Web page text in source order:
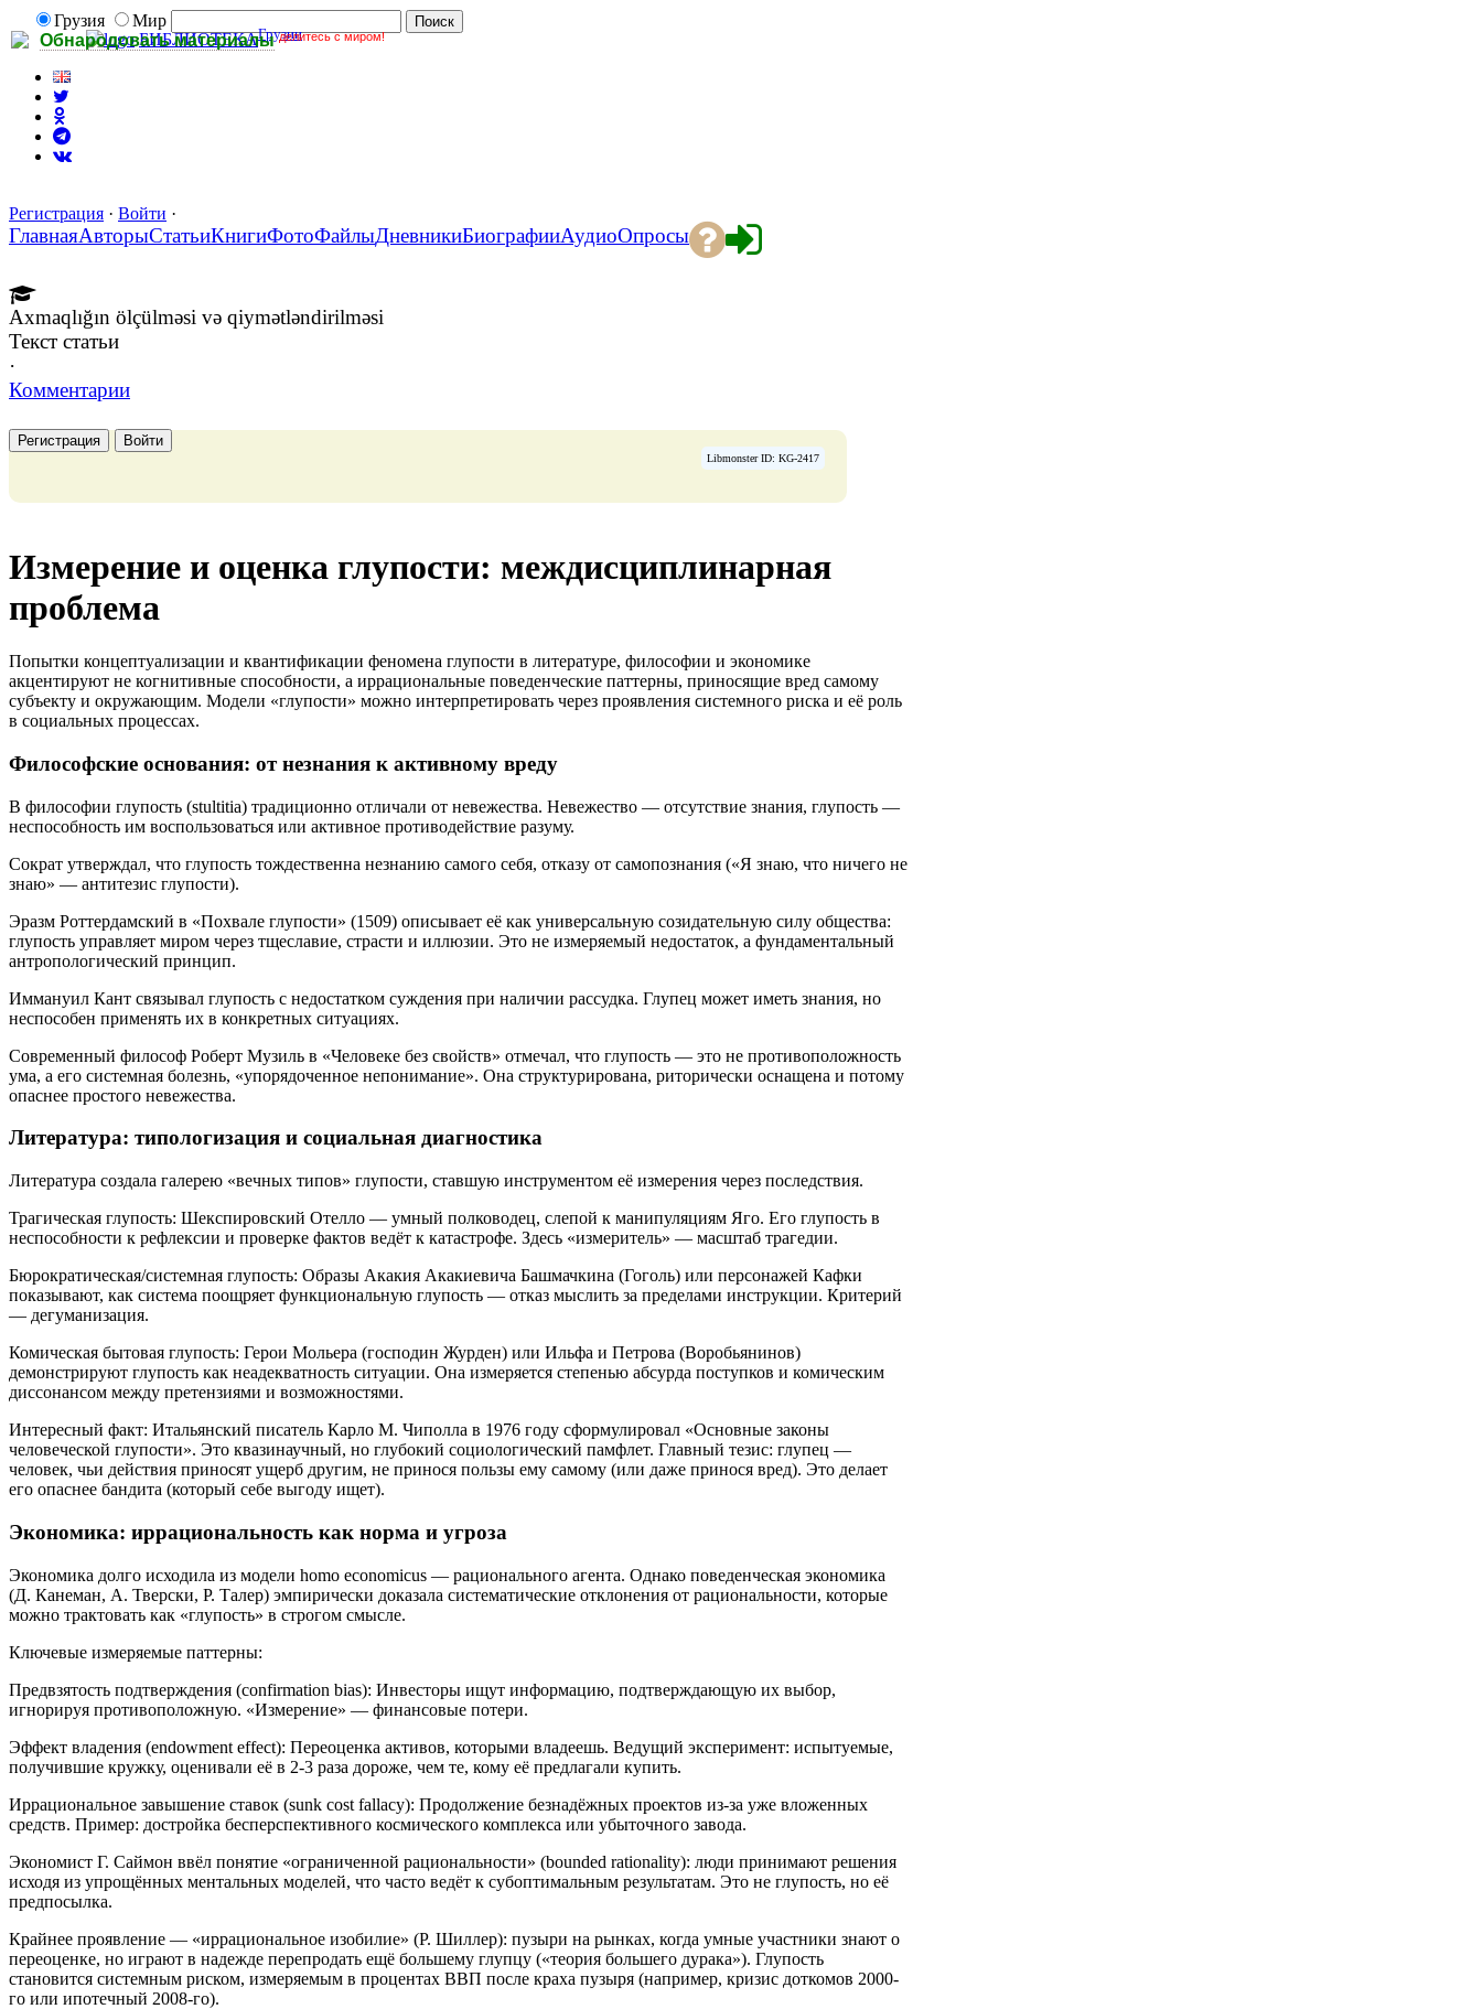
Обнародовать материалы делитесь с миром!
Грузия
Мир
БИБЛИОТЕКАГрузии
Регистрация · Войти ·
ГлавнаяАвторыСтатьиКнигиФотоФайлыДневникиБиографииАудиоОпросы
Axmaqlığın ölçülməsi və qiymətləndirilməsi
Текст статьи
·
Комментарии
Регистрация Войти
Libmonster ID: KG-2417
Измерение и оценка глупости: междисциплинарная
проблема
Попытки концептуализации и квантификации феномена глупости в литературе, философии и экономике
акцентируют не когнитивные способности, а иррациональные поведенческие паттерны, приносящие вред самому
субъекту и окружающим. Модели «глупости» можно интерпретировать через проявления системного риска и её роль
в социальных процессах.
Философские основания: от незнания к активному вреду
В философии глупость (stultitia) традиционно отличали от невежества. Невежество — отсутствие знания, глупость —
неспособность им воспользоваться или активное противодействие разуму.
Сократ утверждал, что глупость тождественна незнанию самого себя, отказу от самопознания («Я знаю, что ничего не
знаю» — антитезис глупости).
Эразм Роттердамский в «Похвале глупости» (1509) описывает её как универсальную созидательную силу общества:
глупость управляет миром через тщеславие, страсти и иллюзии. Это не измеряемый недостаток, а фундаментальный
антропологический принцип.
Иммануил Кант связывал глупость с недостатком суждения при наличии рассудка. Глупец может иметь знания, но
неспособен применять их в конкретных ситуациях.
Современный философ Роберт Музиль в «Человеке без свойств» отмечал, что глупость — это не противоположность
ума, а его системная болезнь, «упорядоченное непонимание». Она структурирована, риторически оснащена и потому
опаснее простого невежества.
Литература: типологиз​​ация и социальная диагностика
Литература создала галерею «вечных типов» глупости, ставшую инструментом её измерения через последствия.
Трагическая глупость: Шекспировский Отелло — умный полководец, слепой к манипуляциям Яго. Его глупость в
неспособности к рефлексии и проверке фактов ведёт к катастрофе. Здесь «измеритель» — масштаб трагедии.
Бюрократическая/системная глупость: Образы Акакия Акакиевича Башмачкина (Гоголь) или персонажей Кафки
показывают, как система поощряет функциональную глупость — отказ мыслить за пределами инструкции. Критерий
— дегуманизация.
Комическая бытовая глупость: Герои Мольера (господин Журден) или Ильфа и Петрова (Воробьянинов)
демонстрируют глупость как неадекватность ситуации. Она измеряется степенью абсурда поступков и комическим
диссонансом между претензиями и возможностями.
Интересный факт: Итальянский писатель Карло М. Чиполла в 1976 году сформулировал «Основные законы
человеческой глупости». Это квазинаучный, но глубокий социологический памфлет. Главный тезис: глупец —
человек, чьи действия приносят ущерб другим, не принося пользы ему самому (или даже принося вред). Это делает
его опаснее бандита (который себе выгоду ищет).
Экономика: иррациональность как норма и угроза
Экономика долго исходила из модели homo economicus — рационального агента. Однако поведенческая экономика
(Д. Канеман, А. Тверски, Р. Талер) эмпирически доказала систематические отклонения от рациональности, которые
можно трактовать как «глупость» в строгом смысле.
Ключевые измеряемые паттерны:
Предвзятость подтверждения (confirmation bias): Инвесторы ищут информацию, подтверждающую их выбор,
игнорируя противоположную. «Измерение» — финансовые потери.
Эффект владения (endowment effect): Переоценка активов, которыми владеешь. Ведущий эксперимент: испытуемые,
получившие кружку, оценивали её в 2-3 раза дороже, чем те, кому её предлагали купить.
Иррациональное завышение ставок (sunk cost fallacy): Продолжение безнадёжных проектов из-за уже вложенных
средств. Пример: достройка бесперспективного космического комплекса или убыточного завода.
Экономист Г. Саймон ввёл понятие «ограниченной рациональности» (bounded rationality): люди принимают решения
исходя из упрощённых ментальных моделей, что часто ведёт к субоптимальным результатам. Это не глупость, но её
предпосылка.
Крайнее проявление — «иррациональное изобилие» (Р. Шиллер): пузыри на рынках, когда умные участники знают о
переоценке, но играют в надежде перепродать ещё большему глупцу («теория большего дурака»). Глупость
становится системным риском, измеряемым в процентах ВВП после краха пузыря (например, кризис доткомов 2000-
го или ипотечный 2008-го).